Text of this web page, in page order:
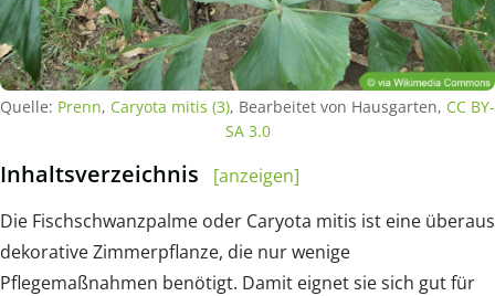
Quelle: Prenn, Caryota mitis (3), Bearbeitet von Hausgarten, CC BY-
SA 3.0
Inhaltsverzeichnis
[anzeigen]
Die Fischschwanzpalme oder Caryota mitis ist eine überaus
dekorative Zimmerpflanze, die nur wenige
Pflegemaßnahmen benötigt. Damit eignet sie sich gut für